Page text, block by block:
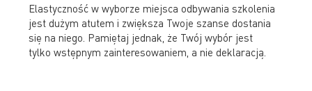
Elastyczność w wyborze miejsca odbywania szkolenia
jest dużym atutem i zwiększa Twoje szanse dostania
się na niego. Pamiętaj jednak, że Twój wybór jest
tylko wstępnym zainteresowaniem, a nie deklaracją.